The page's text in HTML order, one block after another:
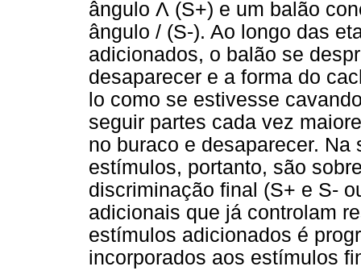
ângulo Λ (S+) e um balão
ângulo / (S-). Ao longo das
adicionados, o balão se
desaparecer e a forma do
lo como se estivesse
seguir partes cada vez
no buraco e desaparecer.
estímulos, portanto, são
discriminação final (S+ e S-
adicionais que já controlam
estímulos adicionados é
incorporados aos estímulos